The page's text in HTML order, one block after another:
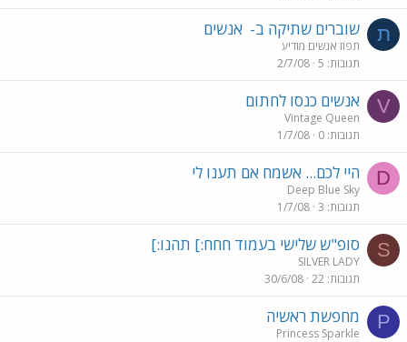
ת שוברים שתיקה ב- אנשים
תפוז אנשים מודיע
תגובות 5
2/7/08
V אנשים כנסו לחתום
Vintage Queen
תגובות 0
1/7/08
D היי לכם... אשמח אם תענו לי
Deep Blue Sky
תגובות 3
1/7/08
S סופ"ש שלישי בעמוד חחח:] תהנו:]
SILVER LADY
תגובות 22
30/6/08
P מחפשת ראשיה
Princess Sparkle